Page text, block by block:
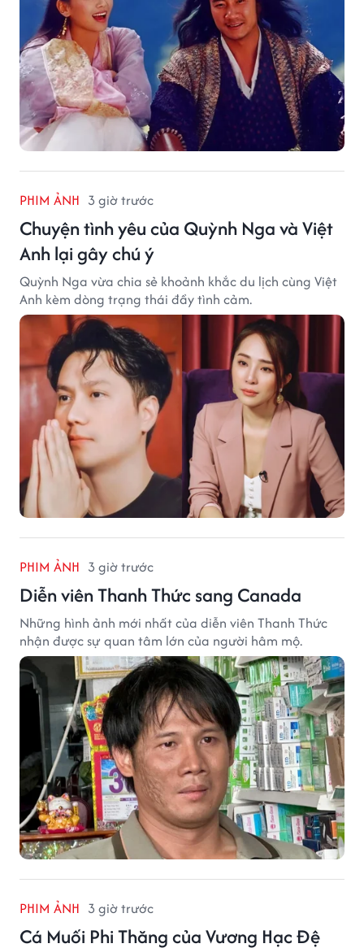
PHIM ẢNH 3 giờ trước
Chuyện tình yêu của Quỳnh Nga và Việt
Anh lại gây chú ý
Quỳnh Nga vừa chia sẻ khoảnh khắc du lịch cùng Việt
Anh kèm dòng trạng thái đầy tình cảm.
PHIM ẢNH 3 giờ trước
Diễn viên Thanh Thức sang Canada
Những hình ảnh mới nhất của diễn viên Thanh Thức
nhận được sự quan tâm lớn của người hâm mộ.
PHIM ẢNH 3 giờ trước
Cá Muối Phi Thăng của Vương Hạc Đệ